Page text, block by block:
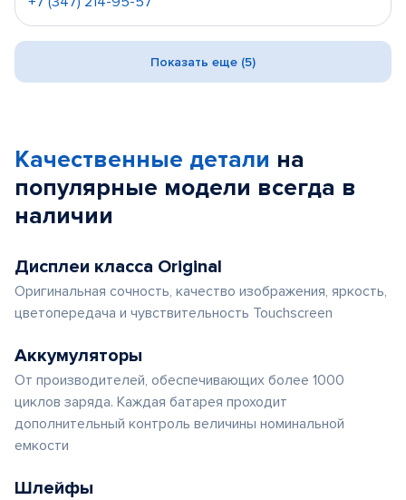
Показать еще (5)
Качественные детали на
популярные модели всегда в
наличии
Дисплеи класса Original
Оригинальная сочность, качество изображения, яркость,
цветопередача и чувствительность Touchscreen
Аккумуляторы
От производителей, обеспечивающих более 1000
циклов заряда. Каждая батарея проходит
дополнительный контроль величины номинальной
емкости
Шлейфы